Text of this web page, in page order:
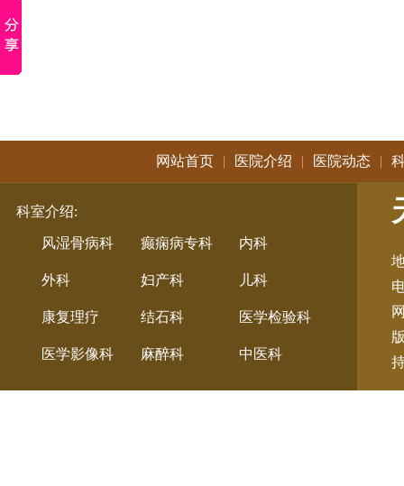
网站首页 | 医院介绍 | 医院动态 |
科室介绍:
风湿骨病科 癫痫病专科 内科
外科 妇产科 儿科
康复理疗 结石科 医学检验科
医学影像科 麻醉科 中医科